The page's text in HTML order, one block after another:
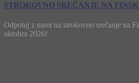
STROKOVNO SREČANJE NA
Odpotuj z nami na strokovno srečanje na
oktobra 2026!